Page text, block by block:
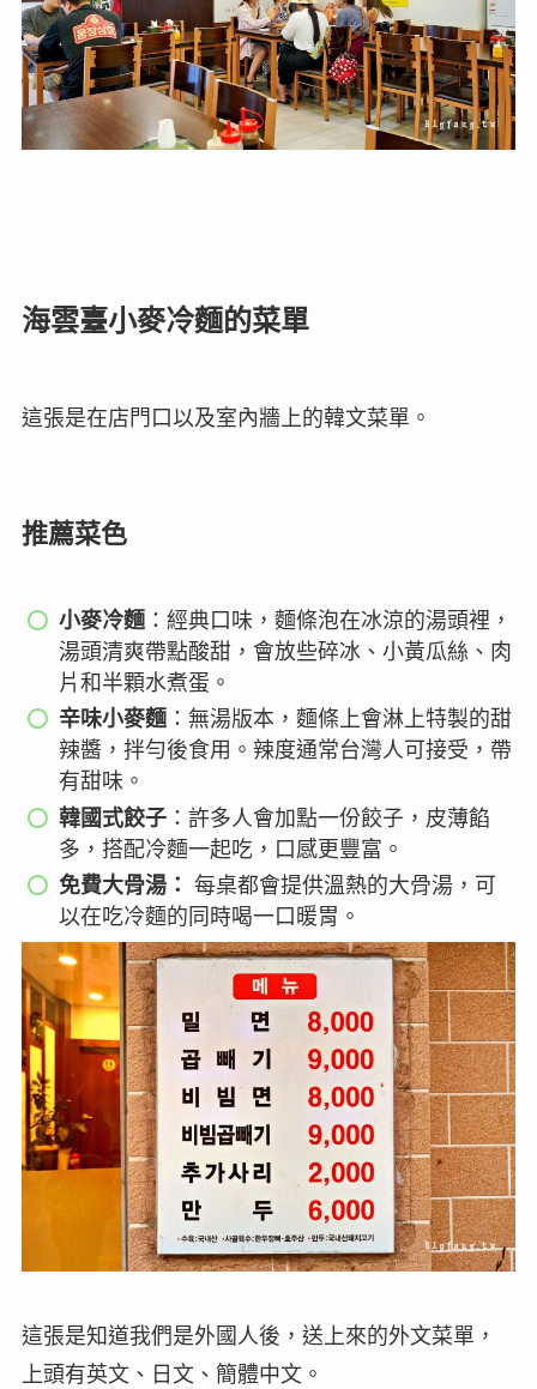
海雲臺小麥冷麵的菜單
這張是在店門口以及室內牆上的韓文菜單。
推薦菜色
小麥冷麵 ：經典口味，麵條泡在冰涼的湯頭裡，
湯頭清爽帶點酸甜，會放些碎冰、小黃瓜絲、肉
片和半顆水煮蛋。
辛味小麥麵 ：無湯版本，麵條上會淋上特製的甜
辣醬，拌勻後食用。辣度通常台灣人可接受，帶
有甜味。
韓國式餃子 ：許多人會加點一份餃子，皮薄餡
多，搭配冷麵一起吃，口感更豐富。
免費大骨湯： 每桌都會提供溫熱的大骨湯，可
以在吃冷麵的同時喝一口暖胃。
這張是知道我們是外國人後，送上來的外文菜單，
上頭有英文、日文、簡體中文。